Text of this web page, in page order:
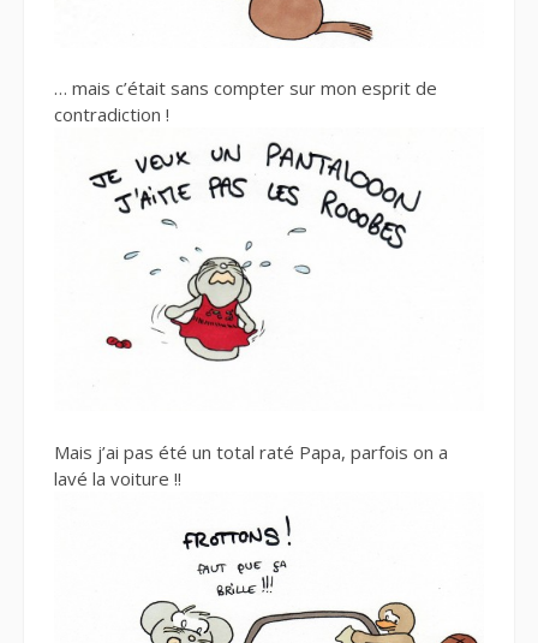
… mais c’était sans compter sur mon esprit de
contradiction !
Mais j’ai pas été un total raté Papa, parfois on a
lavé la voiture !!